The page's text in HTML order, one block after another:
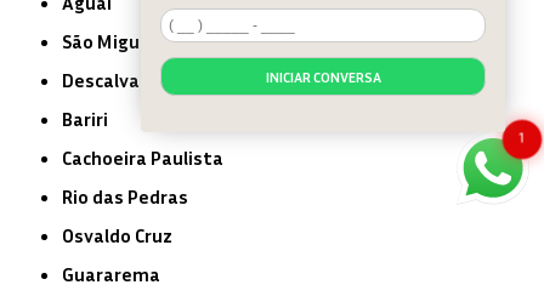
São Miguel Arcanjo
Descalvado
Bariri
Cachoeira Paulista
Rio das Pedras
Osvaldo Cruz
Guararema
1
INICIAR CONVERSA